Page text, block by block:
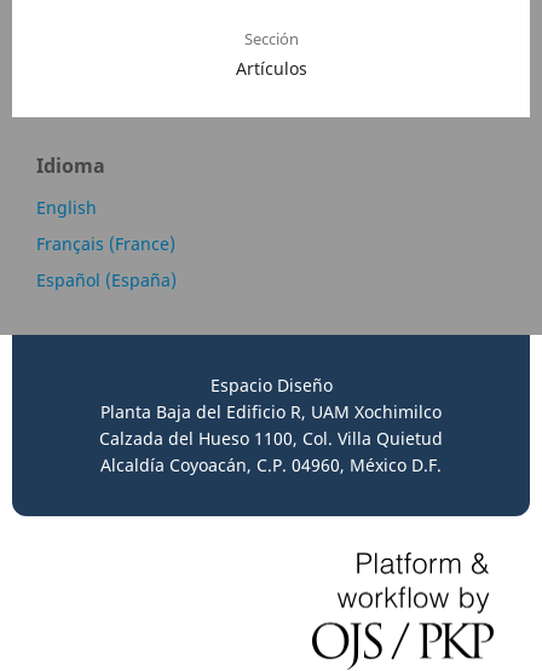
Sección
Artículos
Idioma
English
Français (France)
Español (España)
Espacio Diseño
Planta Baja del Edificio R, UAM Xochimilco
Calzada del Hueso 1100, Col. Villa Quietud
Alcaldía Coyoacán, C.P. 04960, México D.F.